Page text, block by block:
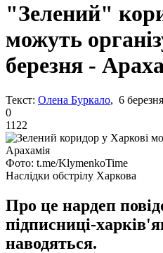
"Зелений"
можуть
березня -
Текст: Олена Буркало, 6
0
1122
Фото: t.me/KlymenkoTime
Наслідки обстрілу Харкова
Про це нардеп
підписниці-
наводяться.